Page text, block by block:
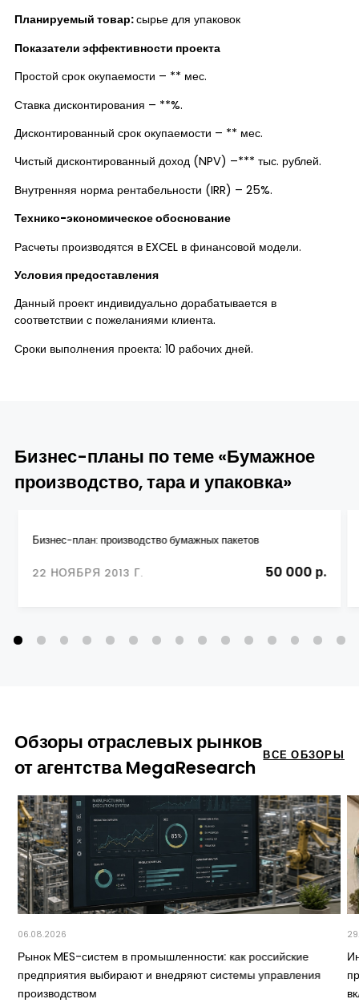
Планируемый товар:сырье для упаковок
Показатели эффективности проекта
Простой срок окупаемости – ** мес.
Ставка дисконтирования – **%.
Дисконтированный срок окупаемости – ** мес.
Чистый дисконтированный доход (NPV) –*** тыс. рублей.
Внутренняя норма рентабельности (IRR) – 25%.
Технико-экономическое обоснование
Расчеты производятся в EXCEL в финансовой модели.
Условия предоставления
Данный проект индивидуально дорабатывается в
соответствии с пожеланиями клиента.
Сроки выполнения проекта: 10 рабочих дней.
Бизнес-планы по теме «Бумажное
производство, тара и упаковка»
Бизнес-план: производство бумажных пакетов
22 НОЯБРЯ 2013 Г. 50 000 р.
Обзоры отраслевых рынков
от агентства MegaResearch
ВСЕ ОБЗОРЫ
06.08.2026
Рынок MES-систем в промышленности: как российские
предприятия выбирают и внедряют системы управления
производством